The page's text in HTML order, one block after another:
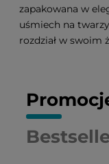
zapakowana w
uśmiech na
rozdział w swoim